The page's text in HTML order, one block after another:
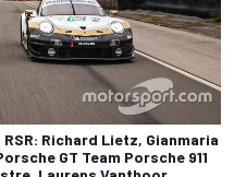
RSR: Richard Lietz, Gianmaria
GT Team Porsche 911